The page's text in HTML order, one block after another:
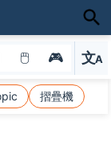
🖱 🎮 文A
選
摺疊機